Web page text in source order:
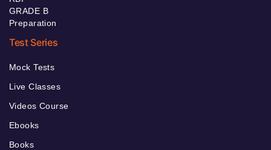
GRADE B
Preparation
Test Series
Mock Tests
Live Classes
Videos Course
Ebooks
Books